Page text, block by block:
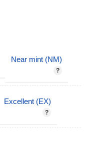
Near mint (NM)
Excellent (EX)